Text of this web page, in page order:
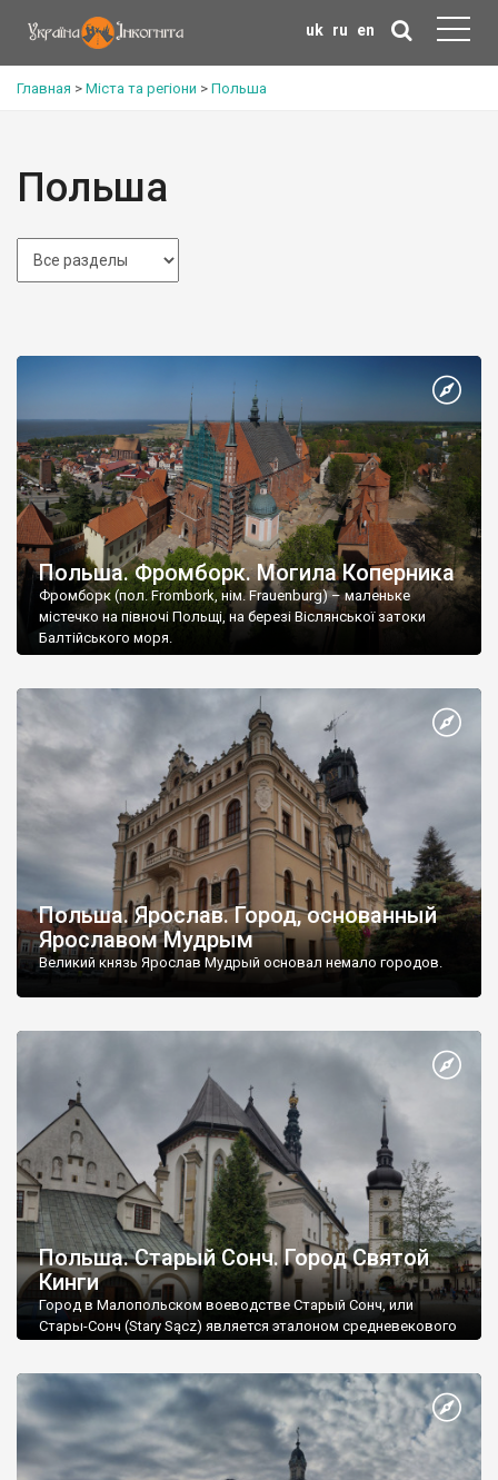
uk ru en
Главная > Міста та регіони > Польша
Польша
Польша. Фромборк. Могила Коперника
Фромборк (пол. Frombork, нім. Frauenburg) – маленьке
містечко на півночі Польщі, на березі Віслянської затоки
Балтійського моря.
Польша. Ярослав. Город, основанный
Ярославом Мудрым
Великий князь Ярослав Мудрый основал немало городов.
Польша. Старый Сонч. Город Святой
Кинги
Город в Малопольском воеводстве Старый Сонч, или
Стары-Сонч (Stary Sącz) является эталоном средневекового